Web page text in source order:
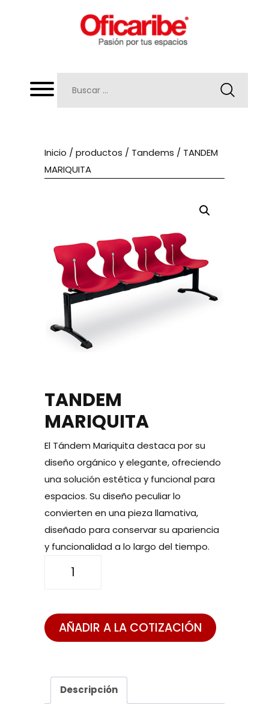
Inicio /productos / Tandems / TANDEM
MARIQUITA
TANDEM
MARIQUITA
El Tándem Mariquita destaca por su
diseño orgánico y elegante, ofreciendo
una solución estética y funcional para
espacios. Su diseño peculiar lo
convierten en una pieza llamativa,
diseñado para conservar su apariencia
y funcionalidad a lo largo del tiempo.
MARIQUITA
AÑADIR A LA COTIZACIÓN
Descripción